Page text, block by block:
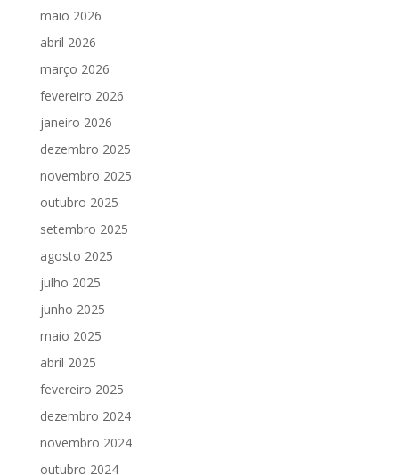
maio 2026
abril 2026
março 2026
fevereiro 2026
janeiro 2026
dezembro 2025
novembro 2025
outubro 2025
setembro 2025
agosto 2025
julho 2025
junho 2025
maio 2025
abril 2025
fevereiro 2025
dezembro 2024
novembro 2024
outubro 2024